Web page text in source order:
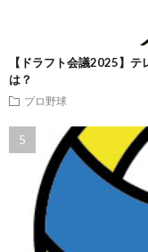
【ドラフト会議2025】
は？
プロ野球